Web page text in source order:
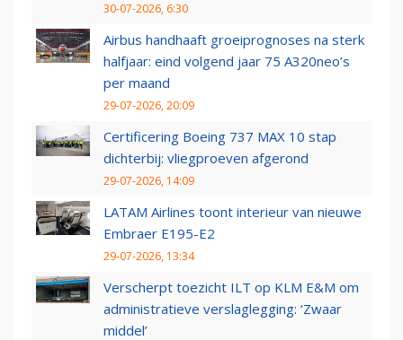
30-07-2026, 6:30
Airbus handhaaft groeiprognoses na sterk
halfjaar: eind volgend jaar 75 A320neo’s
per maand
29-07-2026, 20:09
Certificering Boeing 737 MAX 10 stap
dichterbij: vliegproeven afgerond
29-07-2026, 14:09
LATAM Airlines toont interieur van nieuwe
Embraer E195-E2
29-07-2026, 13:34
Verscherpt toezicht ILT op KLM E&M om
administratieve verslaglegging: ‘Zwaar
middel’